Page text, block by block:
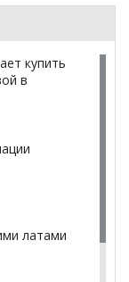
купить
в
латами